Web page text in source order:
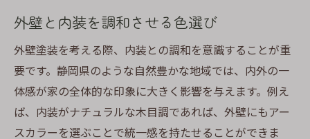
外壁と内装を調和させる色選び
外壁塗装を考える際、内装との調和を意識することが重
要です。静岡県のような自然豊かな地域では、内外の一
体感が家の全体的な印象に大きく影響を与えます。例え
ば、内装がナチュラルな木目調であれば、外壁にもアー
スカラーを選ぶことで統一感を持たせることができま